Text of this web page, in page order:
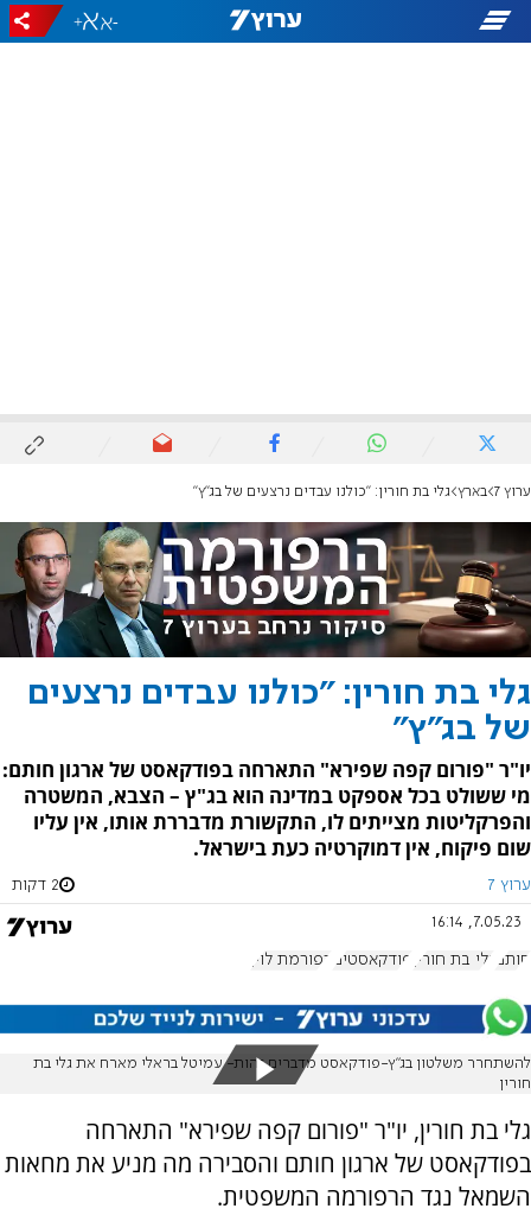
-
+
ערוץ 7 בארץ גלי בת חורין: "כולנו עבדים נרצעים של בג"ץ"
גלי בת חורין: "כולנו עבדים נרצעים
של בג"ץ"
יו"ר "פורום קפה שפירא" התארחה בפודקאסט של ארגון חותם:
מי ששולט בכל אספקט במדינה הוא בג"ץ – הצבא, המשטרה
והפרקליטות מצייתים לו, התקשורת מדבררת אותו, אין עליו
שום פיקוח, אין דמוקרטיה כעת בישראל.
ערוץ 7 2 דקות
7.05.23, 16:14
חותם גלי בת חורין פודקאסטים רפורמת לוין
להשתחרר משלטון בג"ץ-פודקאסט מדברים זהות- עמיטל בראלי מארח את גלי בת
חורין
גלי בת חורין, יו"ר "פורום קפה שפירא" התארחה
בפודקאסט של ארגון חותם והסבירה מה מניע את מחאות
השמאל נגד הרפורמה המשפטית.